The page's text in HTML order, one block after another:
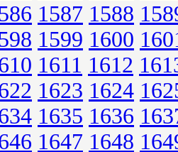
1587 1588
1599 1600
1611 1612
1623 1624
1635 1636
1647 1648